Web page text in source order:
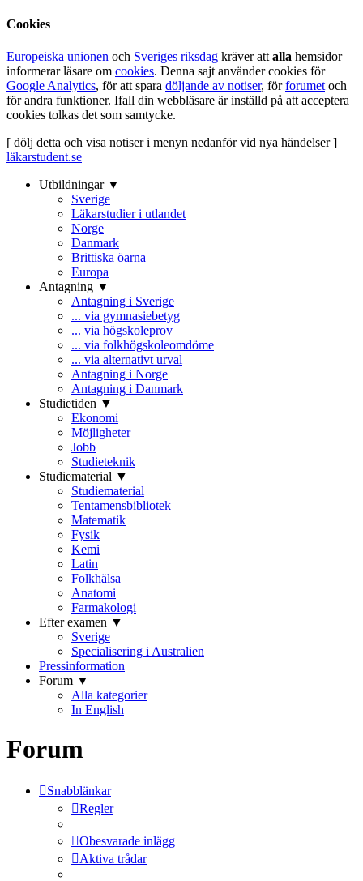
Cookies
Europeiska unionen och Sveriges riksdag kräver att alla hemsidor
informerar läsare om cookies. Denna sajt använder cookies för
Google Analytics, för att spara döljande av notiser, förforumet och
för andra funktioner. Ifall din webbläsare är inställd på att acceptera
cookies tolkas det som samtycke.
[ dölj detta och visa notiser i menyn nedanför vid nya händelser ]
läkarstudent.se
Utbildningar ▼
Sverige
Läkarstudier i utlandet
Norge
Danmark
Brittiska öarna
Europa
Antagning ▼
Antagning i Sverige
... via gymnasiebetyg
... via högskoleprov
... via folkhögskoleomdöme
... via alternativt urval
Antagning i Norge
Antagning i Danmark
Studietiden ▼
Ekonomi
Möjligheter
Jobb
Studieteknik
Studiematerial ▼
Studiematerial
Tentamensbibliotek
Matematik
Fysik
Kemi
Latin
Folkhälsa
Anatomi
Farmakologi
Efter examen ▼
Sverige
Specialisering i Australien
Pressinformation
Forum ▼
Alla kategorier
In English
Forum
Snabblänkar
Regler
Obesvarade inlägg
Aktiva trådar